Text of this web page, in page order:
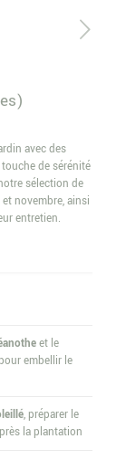
avec des
de sérénité
sélection de
novembre, ainsi
entretien.
et le
embellir le
, préparer le
la plantation